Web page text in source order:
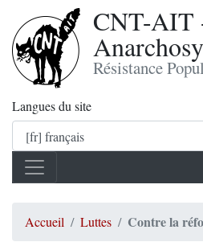
CNT-AIT
Résistance
Langues du site
Accueil Luttes Contre la